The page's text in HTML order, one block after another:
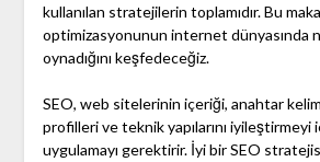
kullanılan stratejilerin toplamıdır. Bu
optimizasyonunun internet dünyasında
oynadığını keşfedeceğiz.
SEO, web sitelerinin içeriği, anahtar
profilleri ve teknik yapılarını iyileştirmeyi
uygulamayı gerektirir. İyi bir SEO